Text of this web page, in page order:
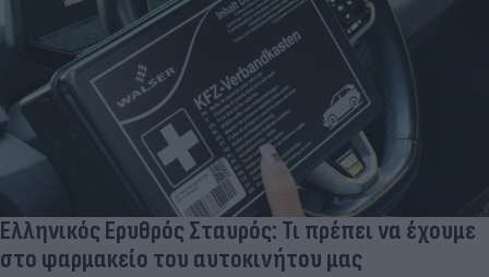
Ελληνικός Ερυθρός Σταυρός: Τι πρέπει να έχουμε
στο φαρμακείο του αυτοκινήτου μας